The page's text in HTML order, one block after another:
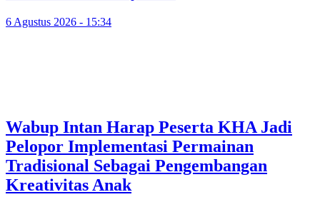
6 Agustus 2026 - 15:34
Wabup Intan Harap Peserta KHA Jadi
Pelopor Implementasi Permainan
Tradisional Sebagai Pengembangan
Kreativitas Anak